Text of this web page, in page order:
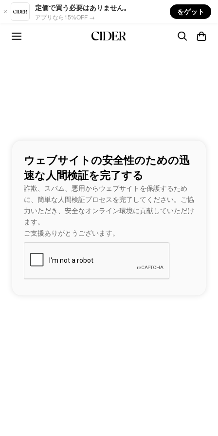
Skip to main content
定価で買う必要はありません。
アプリなら15%OFF →
をゲット
ウェブサイトの安全性のための迅
速な人間検証を完了する
詐欺、スパム、悪用からウェブサイトを保護するため
に、簡単な人間検証プロセスを完了してください。ご協
力いただき、安全なオンライン環境に貢献していただけ
ます。
ご支援ありがとうございます。